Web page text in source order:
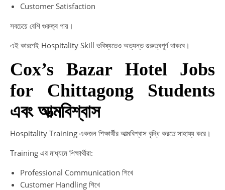
Customer Satisfaction
সবচেয়ে বেশি গুরুত্ব পায়।
এই কারণেই Hospitality Skill ভবিষ্যতেও অত্যন্ত গুরুত্বপূর্ণ থাকবে।
Cox’s Bazar Hotel Jobs
for Chittagong Students
এবং আত্মবিশ্বাস
Hospitality Training একজন শিক্ষার্থীর আত্মবিশ্বাস বৃদ্ধি করতে সাহায্য করে।
Training এর মাধ্যমে শিক্ষার্থীরা:
Professional Communication শিখে
Customer Handling শিখে